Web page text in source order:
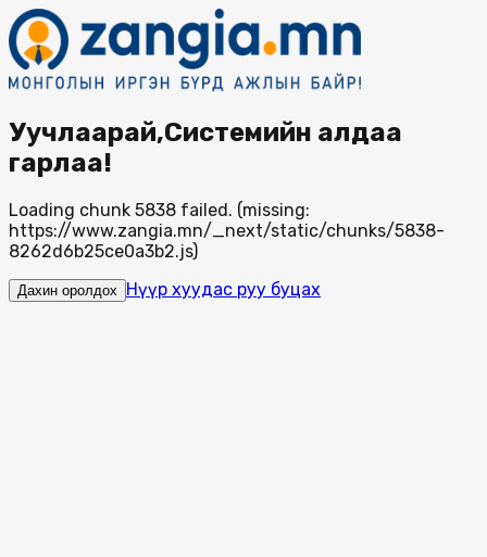
Уучлаарай,Системийн алдаа
гарлаа!
Loading chunk 5838 failed. (missing:
https://www.zangia.mn/_next/static/chunks/5838-
8262d6b25ce0a3b2.js)
Дахин оролдох Нүүр хуудас руу буцах